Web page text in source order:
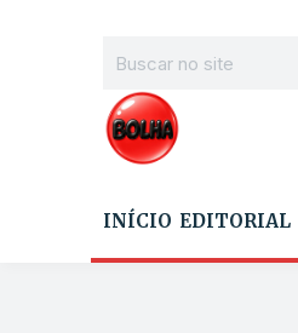
INÍCIO EDITORIAL